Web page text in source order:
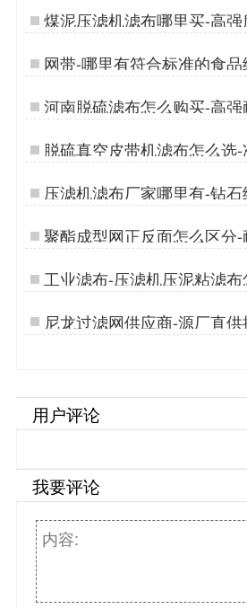
煤泥压滤机滤布哪里买-高强
损{丹娜鸶过滤}…
网带-哪里有符合标准的食品
{丹娜鸶过滤}…
河南脱硫滤布怎么购买-高强
娜鸶过滤}…
脱硫真空皮带机滤布怎么选-
滤{丹娜鸶过滤}…
压滤机滤布厂家哪里有-钻石
选这家[丹娜鸶]…
聚酯成型网正反面怎么区分-
用成型质量好[丹娜鸶]…
工业滤布-压滤机压泥粘滤布
{丹娜鸶过滤}…
尼龙过滤网供应商-源厂直供
制[丹娜鸶]…
用户评论
我要评论